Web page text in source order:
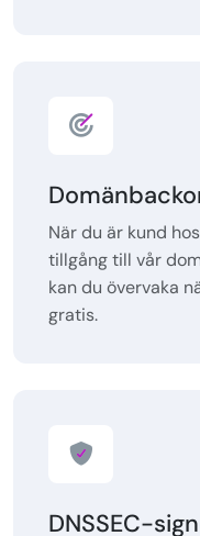
När du är kund
tillgång till vår
kan du övervaka
gratis.
DNSSEC-